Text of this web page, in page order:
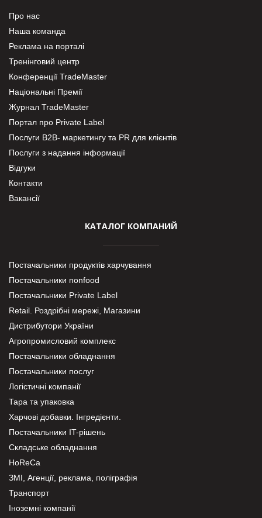
Про нас
Наша команда
Реклама на порталі
Тренінговий центр
Конференції TradeMaster
Національні Премії
Журнал TradeMaster
Портал про Private Label
Послуги В2В- маркетингу та PR для клієнтів
Послуги з надання інформації
Відгуки
Контакти
Вакансії
КАТАЛОГ КОМПАНИЙ
Постачальники продуктів харчування
Постачальники nonfood
Постачальники Private Label
Retail. Роздрібні мережі, Магазини
Дистрибутори України
Агропромисловий комплекс
Постачальники обладнання
Постачальники послуг
Логістичні компанії
Тара та упаковка
Харчові добавки. Інгредієнти.
Постачальники IT-рішень
Складське обладнання
HoReCa
ЗМІ, Агенції, реклама, поліграфія
Транспорт
Іноземні компанії